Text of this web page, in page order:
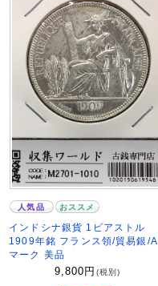
人気品 おススメ
インドシナ銀貨 1ピアストル
1909年銘 フランス領/貿易銀/A
マーク 美品
9,800 円 (税別)